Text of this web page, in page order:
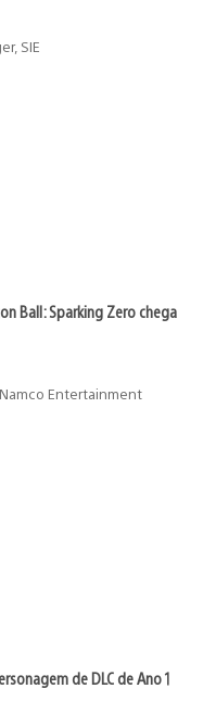
SIE
Ball: Sparking Zero chega
Entertainment
de DLC de Ano 1